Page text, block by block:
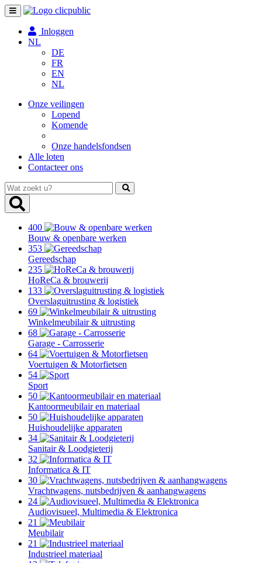
Toggle
navigation
Inloggen
NL
DE
FR
EN
NL
Onze veilingen
Lopend
Komende
Onze handelsfondsen
Alle loten
Contacteer ons
Wat
zoekt
u?
400
Bouw & openbare werken
353
Gereedschap
235
HoReCa & brouwerij
133
Overslaguitrusting & logistiek
69
Winkelmeubilair & uitrusting
68
Garage - Carrosserie
64
Voertuigen & Motorfietsen
54
Sport
50
Kantoormeubilair en materiaal
50
Huishoudelijke apparaten
34
Sanitair & Loodgieterij
32
Informatica & IT
30
Vrachtwagens, nutsbedrijven & aanhangwagens
24
Audiovisueel, Multimedia & Elektronica
21
Meubilair
21
Industrieel materiaal